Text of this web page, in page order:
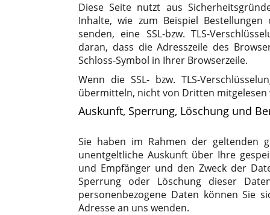
Diese Seite nutzt aus
Inhalte, wie zum Beispiel
senden, eine SSL-bzw. TLS-
daran, dass die Adresszeile des
Schloss-Symbol in Ihrer Browserzeile.
Wenn die SSL- bzw. TLS-
übermitteln, nicht von Dritten mitgelesen
Auskunft, Sperrung, Löschung und
Sie haben im Rahmen der geltenden
unentgeltliche Auskunft über Ihre
und Empfänger und den Zweck der
Sperrung oder Löschung dieser
personenbezogene Daten können Sie
Adresse an uns wenden.